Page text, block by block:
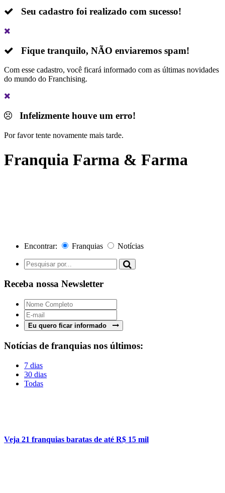
Seu cadastro foi realizado com sucesso!
Fique tranquilo, NÃO enviaremos spam!
Com esse cadastro, você ficará informado com as últimas novidades
do mundo do Franchising.
Infelizmente houve um erro!
Por favor tente novamente mais tarde.
Franquia Farma & Farma
Encontrar: Franquias Notícias
Receba nossa Newsletter
Eu quero ficar informado
Notícias de franquias nos últimos:
7 dias
30 dias
Todas
Veja 21 franquias baratas de até R$ 15 mil